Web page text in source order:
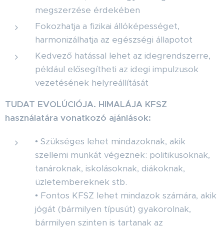
megszerzése érdekében
Fokozhatja a fizikai állóképességet,
harmonizálhatja az egészségi állapotot
Kedvező hatással lehet az idegrendszerre,
például elősegítheti az idegi impulzusok
vezetésének helyreállítását
TUDAT EVOLÚCIÓJA. HIMALÁJA KFSZ
használatára vonatkozó ajánlások:
• Szükséges lehet mindazoknak, akik
szellemi munkát végeznek: politikusoknak,
tanároknak, iskolásoknak, diákoknak,
üzletembereknek stb.
• Fontos KFSZ lehet mindazok számára, akik
jógát (bármilyen típusút) gyakorolnak,
bármilyen szinten is tartanak az